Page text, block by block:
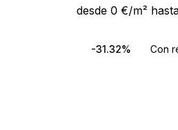
desde 0 €/m²
-31.32% Con